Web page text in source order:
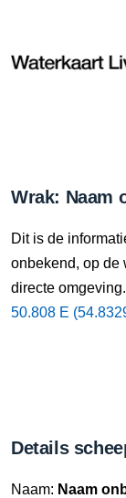
Wrak: Naam
Dit is de
onbekend, op de
directe
50.808 E
Details
Naam: Naam